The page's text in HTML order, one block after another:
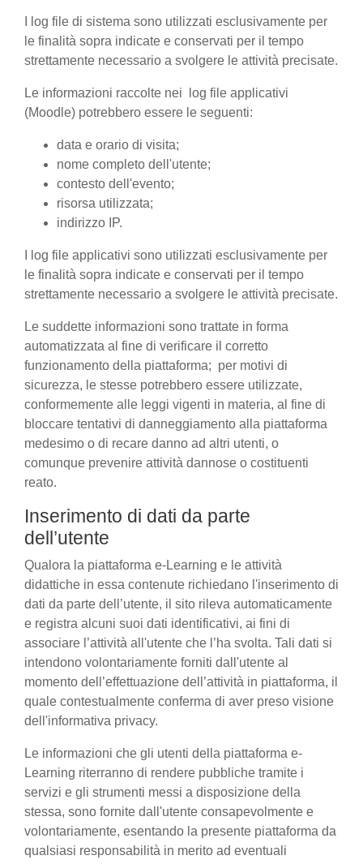
I log file di sistema sono utilizzati esclusivamente per
le finalità sopra indicate e conservati per il tempo
strettamente necessario a svolgere le attività precisate.
Le informazioni raccolte nei log file applicativi
(Moodle) potrebbero essere le seguenti:
data e orario di visita;
nome completo dell'utente;
contesto dell'evento;
risorsa utilizzata;
indirizzo IP.
I log file applicativi sono utilizzati esclusivamente per
le finalità sopra indicate e conservati per il tempo
strettamente necessario a svolgere le attività precisate.
Le suddette informazioni sono trattate in forma
automatizzata al fine di verificare il corretto
funzionamento della piattaforma; per motivi di
sicurezza, le stesse potrebbero essere utilizzate,
conformemente alle leggi vigenti in materia, al fine di
bloccare tentativi di danneggiamento alla piattaforma
medesimo o di recare danno ad altri utenti, o
comunque prevenire attività dannose o costituenti
reato.
Inserimento di dati da parte
dell’utente
Qualora la piattaforma e-Learning e le attività
didattiche in essa contenute richiedano l'inserimento di
dati da parte dell’utente, il sito rileva automaticamente
e registra alcuni suoi dati identificativi, ai fini di
associare l’attività all'utente che l’ha svolta. Tali dati si
intendono volontariamente forniti dall'utente al
momento dell’effettuazione dell’attività in piattaforma, il
quale contestualmente conferma di aver preso visione
dell'informativa privacy.
Le informazioni che gli utenti della piattaforma e-
Learning riterranno di rendere pubbliche tramite i
servizi e gli strumenti messi a disposizione della
stessa, sono fornite dall'utente consapevolmente e
volontariamente, esentando la presente piattaforma da
qualsiasi responsabilità in merito ad eventuali